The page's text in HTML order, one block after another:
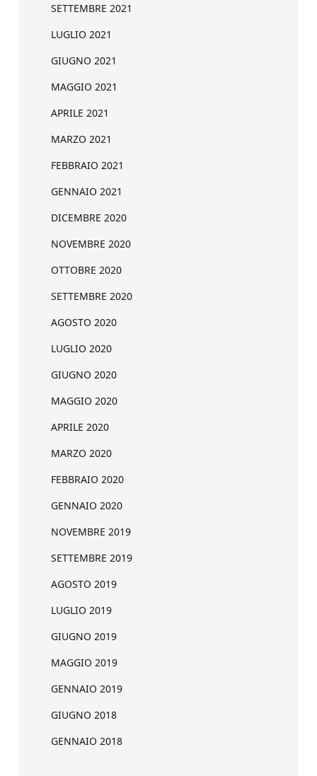
SETTEMBRE 2021
LUGLIO 2021
GIUGNO 2021
MAGGIO 2021
APRILE 2021
MARZO 2021
FEBBRAIO 2021
GENNAIO 2021
DICEMBRE 2020
NOVEMBRE 2020
OTTOBRE 2020
SETTEMBRE 2020
AGOSTO 2020
LUGLIO 2020
GIUGNO 2020
MAGGIO 2020
APRILE 2020
MARZO 2020
FEBBRAIO 2020
GENNAIO 2020
NOVEMBRE 2019
SETTEMBRE 2019
AGOSTO 2019
LUGLIO 2019
GIUGNO 2019
MAGGIO 2019
GENNAIO 2019
GIUGNO 2018
GENNAIO 2018